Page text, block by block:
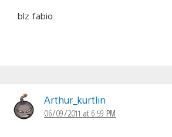
blz fabio.
Arthur_kurtlin
06/09/2011 at 6:59 PM